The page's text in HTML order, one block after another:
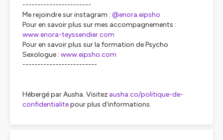
-----------------------
Me rejoindre sur instagram : @enora.eipsho
Pour en savoir plus sur mes accompagnements :
www.enora-teyssendier.com
Pour en savoir plus sur la formation de Psycho
Sexologue : www.eipsho.com
-------------------------
Hébergé par Ausha. Visitez ausha.co/politique-de-
confidentialitepour plus d'informations.